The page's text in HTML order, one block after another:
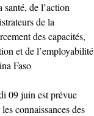
de l’action
de la
des capacités,
et de l’employabilité
Faso
09 juin est prévue
connaissances des